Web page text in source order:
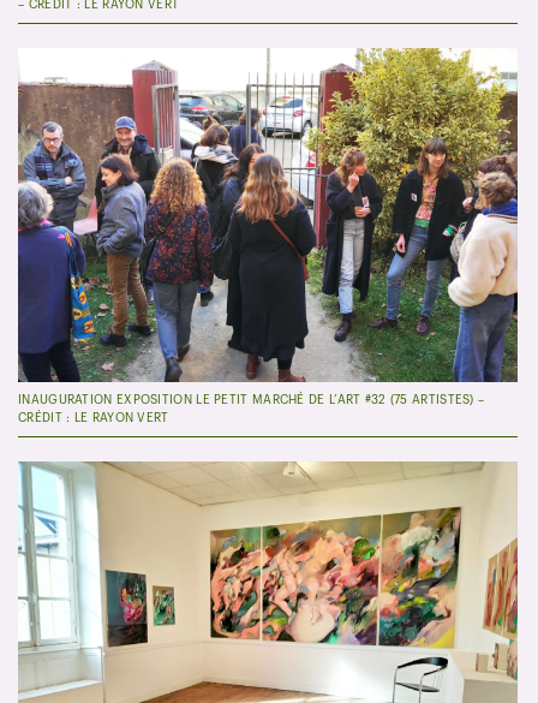
– CRÉDIT : LE RAYON VERT
INAUGURATION EXPOSITION LE PETIT MARCHÉ DE L’ART #32 (75 ARTISTES) –
CRÉDIT : LE RAYON VERT